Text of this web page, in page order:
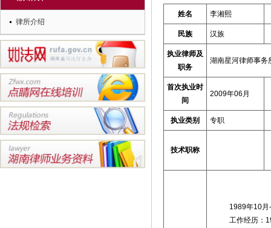
律所介绍
姓名 李湘熙
民族 汉族
执业律师及
职务
湖南星河律师事
首次执业时
间
2009年06月
执业类别 专职
技术职称
1989年10
工作经历：